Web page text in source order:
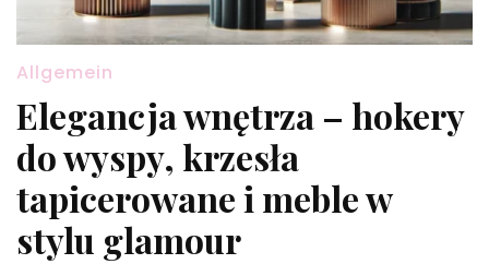
Allgemein
Elegancja wnętrza – hokery
do wyspy, krzesła
tapicerowane i meble w
stylu glamour